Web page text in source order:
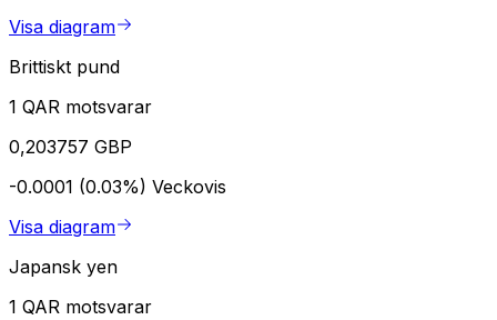
Visa diagram
Brittiskt pund
1 QAR motsvarar
0,203757 GBP
-0.0001 (0.03%) Veckovis
Visa diagram
Japansk yen
1 QAR motsvarar